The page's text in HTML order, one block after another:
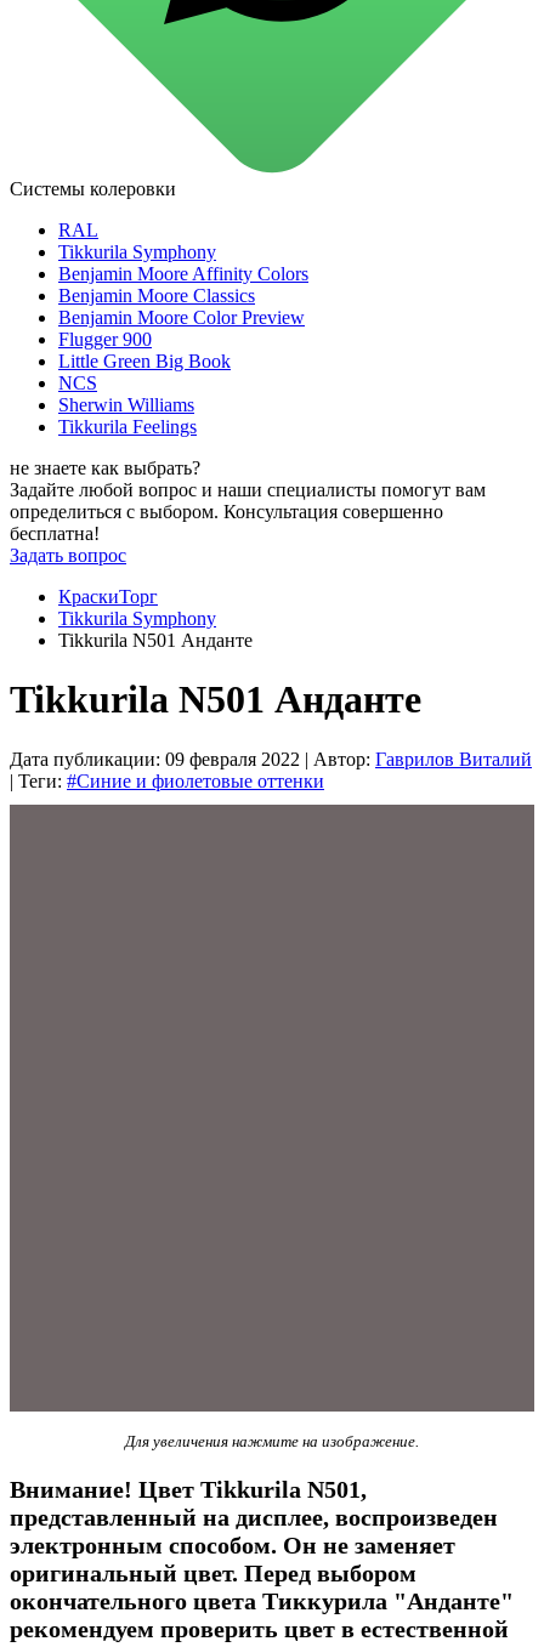
для стекол и зеркал
для ароматизации и нейтрализации запахов
для стирки и ухода за тканями
для ковров и текстильных изделий
специализированные чистящие средства
универсальные чистящие средства
дезинфицирующие средства
Автохимия и автокосметика
полироли для пластика
очистители салона
очистители двигателя
очистители тормозов
Материалы для зимних работ
краски для штукатурки
грунтовки
пропитки для древесины
пены и клеи
Новинки
Системы колеровки
RAL
Tikkurila Symphony
Benjamin Moore Affinity Colors
Benjamin Moore Classics
Benjamin Moore Color Preview
Flugger 900
Little Green Big Book
NCS
Sherwin Williams
Tikkurila Feelings
не знаете как выбрать?
Задайте любой вопрос и наши специалисты помогут вам
определиться с выбором. Консультация совершенно
бесплатна!
Задать вопрос
КраскиТорг
Tikkurila Symphony
Tikkurila N501 Анданте
Tikkurila N501 Анданте
Дата публикации: 09 февраля 2022 | Автор: Гаврилов Виталий
| Теги: #Синие и фиолетовые оттенки
Для увеличения нажмите на изображение.
Внимание! Цвет Tikkurila N501,
представленный на дисплее, воспроизведен
электронным способом. Он не заменяет
оригинальный цвет. Перед выбором
окончательного цвета Тиккурила "Анданте"
рекомендуем проверить цвет в естественной